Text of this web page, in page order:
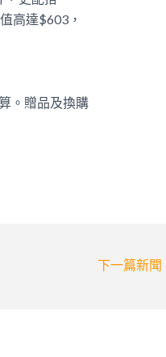
高達$603，
。贈品及換購
下一篇新聞